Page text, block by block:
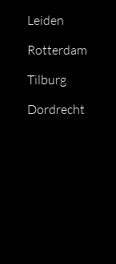
Leiden
Rotterdam
Tilburg
Dordrecht